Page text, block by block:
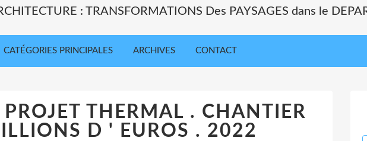
: TRANSFORMATIONS Des PAYSAGES dans le
CATÉGORIES PRINCIPALES ARCHIVES CONTACT
THERMAL . CHANTIER
D ' EUROS . 2022